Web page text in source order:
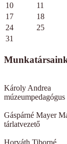
10
11
17
18
24
25
31
Károly Andrea
múzeumpedagógus
Gáspárné Mayer
tárlatvezető